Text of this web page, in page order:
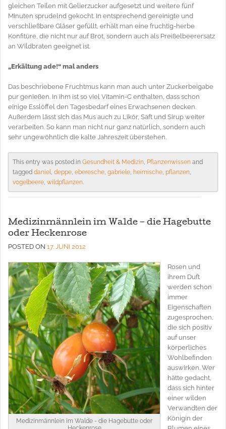
gleichen Teilen mit Gelierzucker aufgesetzt und weitere fünf
Minuten sprudelnd gekocht. In entsprechend gereinigte und
verschließbare Gläser gefüllt, erhält man eine fruchtig-herbe
Konfitüre, die nicht nur auf Brot, sondern auch als Preißelbeerersatz
an Wildbraten geeignet ist.
„Erkältung ade!“ mal anders
Das beschriebene Fruchtmus kann man auch unter Zuckerbeigabe
pur genießen. In ihm ist so viel Vitamin-C enthalten, dass schon
einige Esslöffel den Tagesbedarf eines Erwachsenen decken.
Außerdem lässt sich das Mus auch zu Likör, Saft und Sirup weiter
verarbeiten. So kann man nicht nur ganz natürlich, sondern auch
sehr ungewöhnlich die kalte Jahreszeit überstehen.
This entry was posted in Gesundheit & Medizin, Pflanzenwissen and
tagged daniel, deppe, eberesche, gabriele, heimische, pflanzen,
vogelbeere, wildpflanzen.
Medizinmännlein im Walde – die Hagebutte
oder Heckenrose
POSTED ON 17. JUNI 2012
Medizinmännlein im Walde - die Hagebutte oder
Rosen und
ihrem Duft
werden schon
immer
Eigenschaften
zugesprochen,
die sich positiv
auf unser
körperliches
Wohlbefinden
auswirken. Wer
hätte gedacht,
dass sich hinter
einer wilden
Verwandten der
Königin der